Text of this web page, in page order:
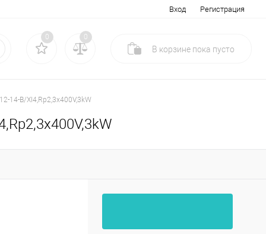
Вход Регистрация
0 0
В корзине пока пусто
14-B/XI4,Rp2,3x400V,3kW